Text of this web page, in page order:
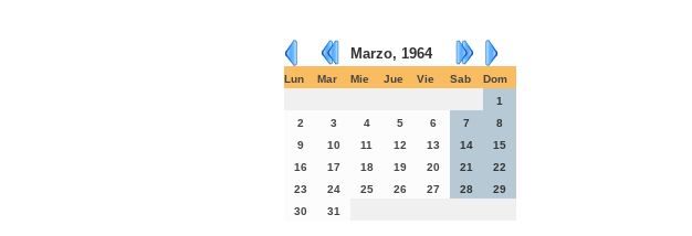
Marzo, 1964
Lun Mar Mie Jue Vie Sab
Dom
1
2
3 4 5 6 7
8
9
10 11 12 13 14
15
16
17 18 19 20 21
22
23
24 25 26 27 28
29
30
31